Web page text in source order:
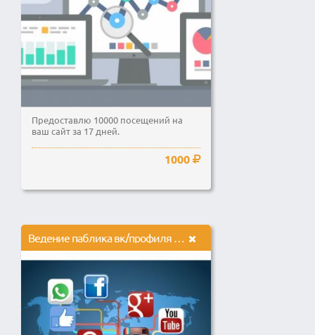
Предоставлю 10000 посещений на
ваш сайт за 17 дней.
1000